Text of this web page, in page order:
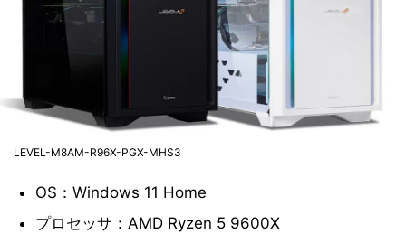
LEVEL-M8AM-R96X-PGX-MHS3
OS：Windows 11 Home
プロセッサ：AMD Ryzen 5 9600X